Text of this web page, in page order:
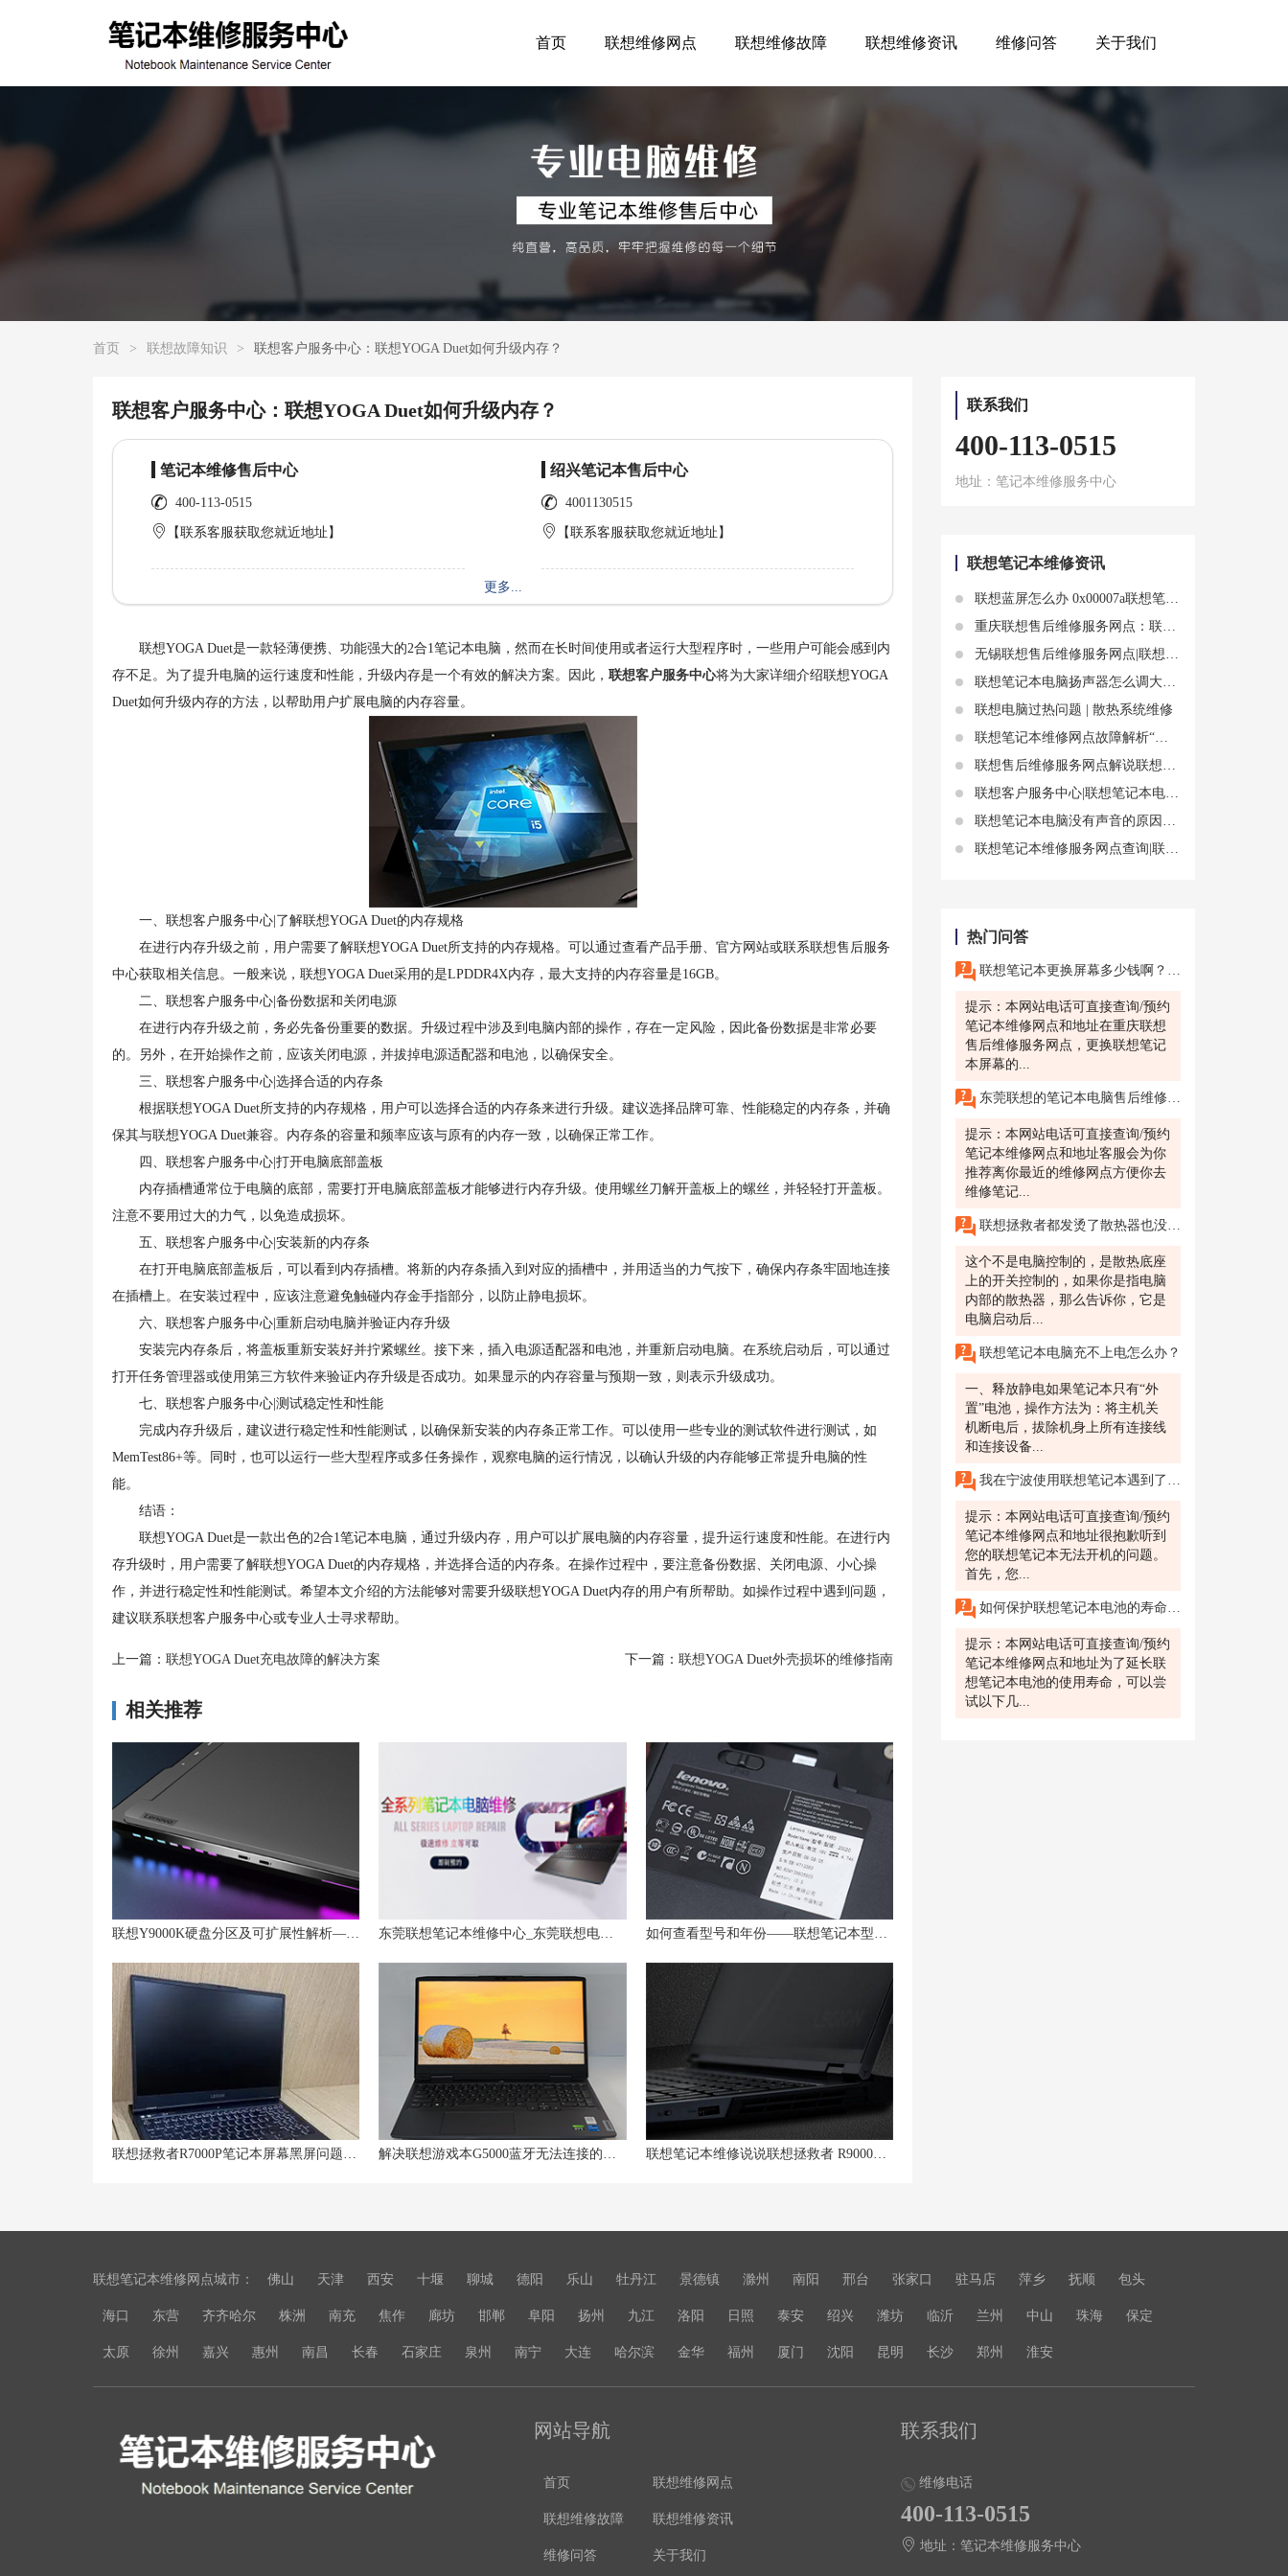
首页 联想维修网点 联想维修故障 联想维修资讯 维修问答 关于我们
首页 > 联想故障知识 > 联想客户服务中心：联想YOGA Duet如何升级内存？
联想客户服务中心：联想YOGA Duet如何升级内存？
笔记本维修售后中心
400-113-0515
【联系客服获取您就近地址】
绍兴笔记本售后中心
4001130515
【联系客服获取您就近地址】
更多...
联想YOGA Duet是一款轻薄便携、功能强大的2合1笔记本电脑，然而在长时间使用或者运行大型程序时，一些用户可能会感到内
存不足。为了提升电脑的运行速度和性能，升级内存是一个有效的解决方案。因此， 联想客户服务中心将为大家详细介绍联想YOGA
Duet如何升级内存的方法，以帮助用户扩展电脑的内存容量。
一、联想客户服务中心|了解联想YOGA Duet的内存规格
在进行内存升级之前，用户需要了解联想YOGA Duet所支持的内存规格。可以通过查看产品手册、官方网站或联系联想售后服务
中心获取相关信息。一般来说，联想YOGA Duet采用的是LPDDR4X内存，最大支持的内存容量是16GB。
二、联想客户服务中心|备份数据和关闭电源
在进行内存升级之前，务必先备份重要的数据。升级过程中涉及到电脑内部的操作，存在一定风险，因此备份数据是非常必要
的。另外，在开始操作之前，应该关闭电源，并拔掉电源适配器和电池，以确保安全。
三、联想客户服务中心|选择合适的内存条
根据联想YOGA Duet所支持的内存规格，用户可以选择合适的内存条来进行升级。建议选择品牌可靠、性能稳定的内存条，并确
保其与联想YOGA Duet兼容。内存条的容量和频率应该与原有的内存一致，以确保正常工作。
四、联想客户服务中心|打开电脑底部盖板
内存插槽通常位于电脑的底部，需要打开电脑底部盖板才能够进行内存升级。使用螺丝刀解开盖板上的螺丝，并轻轻打开盖板。
注意不要用过大的力气，以免造成损坏。
五、联想客户服务中心|安装新的内存条
在打开电脑底部盖板后，可以看到内存插槽。将新的内存条插入到对应的插槽中，并用适当的力气按下，确保内存条牢固地连接
在插槽上。在安装过程中，应该注意避免触碰内存金手指部分，以防止静电损坏。
六、联想客户服务中心|重新启动电脑并验证内存升级
安装完内存条后，将盖板重新安装好并拧紧螺丝。接下来，插入电源适配器和电池，并重新启动电脑。在系统启动后，可以通过
打开任务管理器或使用第三方软件来验证内存升级是否成功。如果显示的内存容量与预期一致，则表示升级成功。
七、联想客户服务中心|测试稳定性和性能
完成内存升级后，建议进行稳定性和性能测试，以确保新安装的内存条正常工作。可以使用一些专业的测试软件进行测试，如
MemTest86+等。同时，也可以运行一些大型程序或多任务操作，观察电脑的运行情况，以确认升级的内存能够正常提升电脑的性
能。
结语：
联想YOGA Duet是一款出色的2合1笔记本电脑，通过升级内存，用户可以扩展电脑的内存容量，提升运行速度和性能。在进行内
存升级时，用户需要了解联想YOGA Duet的内存规格，并选择合适的内存条。在操作过程中，要注意备份数据、关闭电源、小心操
作，并进行稳定性和性能测试。希望本文介绍的方法能够对需要升级联想YOGA Duet内存的用户有所帮助。如操作过程中遇到问题，
建议联系联想客户服务中心或专业人士寻求帮助。
上一篇： 联想YOGA Duet充电故障的解决方案 下一篇： 联想YOGA Duet外壳损坏的维修指南
相关推荐
联想笔记本维修说说联想拯救者 R9000P开机黑屏怎么办？
联系我们
400-113-0515
地址：笔记本维修服务中心
联想笔记本维修资讯
联想蓝屏怎么办 0x00007a联想笔记本电脑蓝屏解决方法
重庆联想售后维修服务网点：联想更新后电脑突然黑屏故障 联想黑屏节电模式
无锡联想售后维修服务网点|联想笔记本电脑触控板失灵了？试试这几个方法恢复正常
联想笔记本电脑扬声器怎么调大小?联想笔记本电脑音量调节技巧
联想电脑过热问题 | 散热系统维修
联想笔记本维修网点故障解析“联想笔记本电脑触摸失灵怎么开机”
联想售后维修服务网点解说联想笔记本电脑在运行屏幕不亮故障现象
联想客户服务中心|联想笔记本电脑为什么打开盖子就开机 对电脑有损害吗
联想笔记本电脑没有声音的原因和解决方法
联想笔记本维修服务网点查询|联想笔记本电脑充电无反应故障原因和方案
热门问答
联想笔记本更换屏幕多少钱啊？你的联想笔记本的屏幕损坏了，需要进行屏幕更换，想了解一下在重庆联想售后维修服务网点更换屏幕的费用。
提示：本网站电话可直接查询/预约
笔记本维修网点和地址在重庆联想
售后维修服务网点，更换联想笔记
本屏幕的...
东莞联想的笔记本电脑售后维修会指定专门的维修地点吗?联想笔记本电脑更换屏幕需要多少钱?
提示：本网站电话可直接查询/预约
笔记本维修网点和地址客服会为你
推荐离你最近的维修网点方便你去
维修笔记...
联想拯救者都发烫了散热器也没开启
这个不是电脑控制的，是散热底座
上的开关控制的，如果你是指电脑
内部的散热器，那么告诉你，它是
电脑启动后...
联想笔记本电脑充不上电怎么办？
一、释放静电如果笔记本只有“外
置”电池，操作方法为：将主机关
机断电后，拔除机身上所有连接线
和连接设备...
我在宁波使用联想笔记本遇到了开机问题，该如何解决?
提示：本网站电话可直接查询/预约
笔记本维修网点和地址很抱歉听到
您的联想笔记本无法开机的问题。
首先，您...
如何保护联想笔记本电池的寿命？我担心我的联想笔记本电池使用寿命过短，想了解一些保护措施。
提示：本网站电话可直接查询/预约
笔记本维修网点和地址为了延长联
想笔记本电池的使用寿命，可以尝
试以下几...
联想笔记本维修网点城市： 佛山 天津 西安 十堰 聊城 德阳 乐山 牡丹江 景德镇 滁州 南阳 邢台 张家口 驻马店 萍乡 抚顺 包头
海口 东营 齐齐哈尔 株洲 南充 焦作 廊坊 邯郸 阜阳 扬州 九江 洛阳 日照 泰安 绍兴 潍坊 临沂 兰州 中山 珠海 保定
太原 徐州 嘉兴 惠州 南昌 长春 石家庄 泉州 南宁 大连 哈尔滨 金华 福州 厦门 沈阳 昆明 长沙 郑州 淮安
网站导航
首页 联想维修网点
联想维修故障 联想维修资讯
维修问答 关于我们
联系我们
维修电话
400-113-0515
地址：笔记本维修服务中心